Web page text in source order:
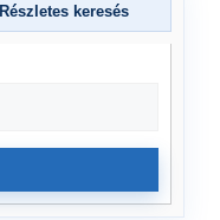
Részletes keresés